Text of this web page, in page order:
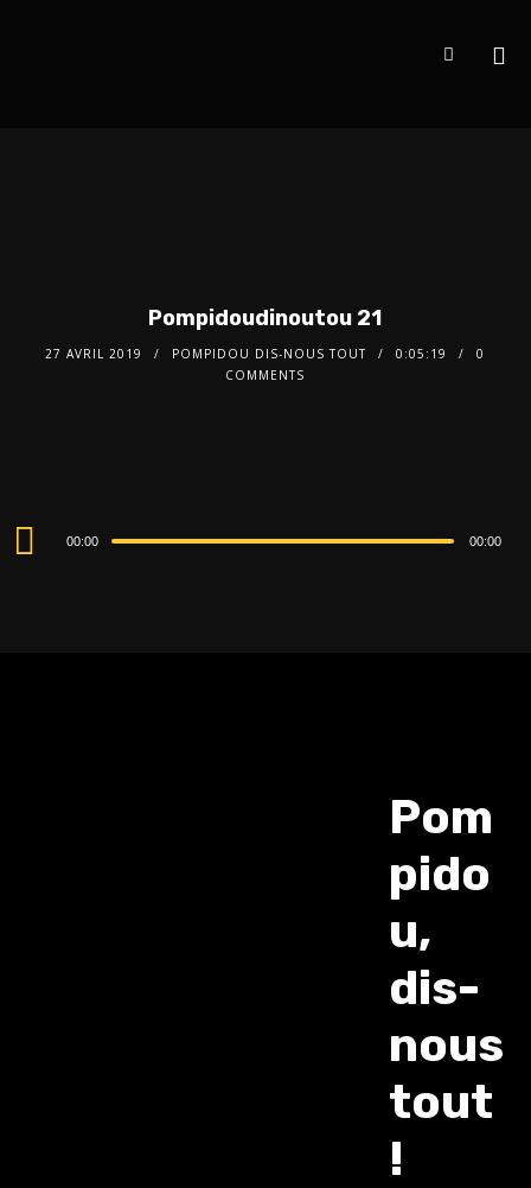
Pompidoudinoutou 21
27 AVRIL 2019 POMPIDOU DIS-NOUS TOUT 0:05:19
0
COMMENTS
Audio
00:00 00:00
Pom
pido
u,
dis-
nous
tout
!